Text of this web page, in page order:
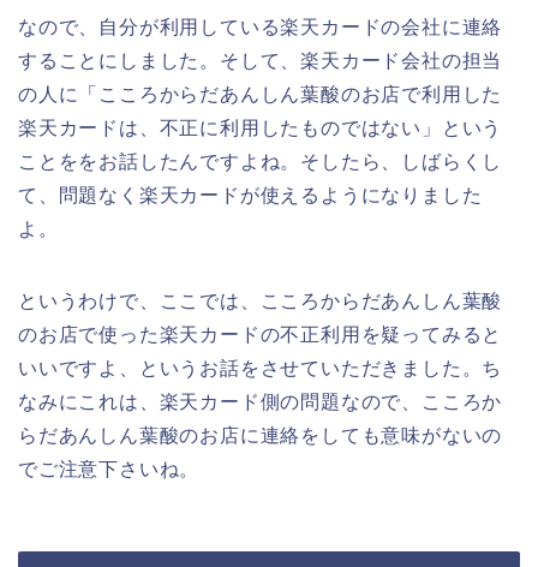
なので、自分が利用している楽天カードの会社に連絡
することにしました。そして、楽天カード会社の担当
の人に「こころからだあんしん葉酸のお店で利用した
楽天カードは、不正に利用したものではない」という
ことををお話したんですよね。そしたら、しばらくし
て、問題なく楽天カードが使えるようになりました
よ。
というわけで、ここでは、こころからだあんしん葉酸
のお店で使った楽天カードの不正利用を疑ってみると
いいですよ、というお話をさせていただきました。ち
なみにこれは、楽天カード側の問題なので、こころか
らだあんしん葉酸のお店に連絡をしても意味がないの
でご注意下さいね。